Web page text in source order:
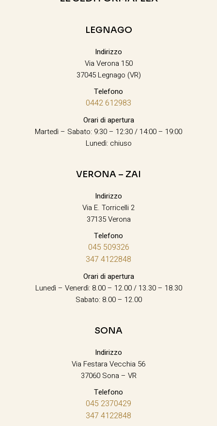
LEGNAGO
Indirizzo
Via Verona 150
37045 Legnago (VR)
Telefono
0442 612983
Orari di apertura
Martedì – Sabato: 9:30 – 12:30 / 14:00 – 19:00
Lunedì: chiuso
VERONA – ZAI
Indirizzo
Via E. Torricelli 2
37135 Verona
Telefono
045 509326
347 4122848
Orari di apertura
Lunedì – Venerdì: 8.00 – 12.00 / 13.30 – 18.30
Sabato: 8.00 – 12.00
SONA
Indirizzo
Via Festara Vecchia 56
37060 Sona – VR
Telefono
045 2370429
347 4122848